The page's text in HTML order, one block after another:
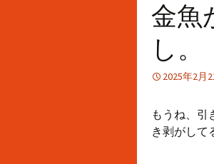
金魚
し。
2025年2月
もうね、引
き剥がして